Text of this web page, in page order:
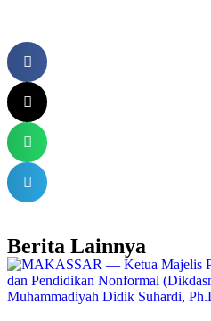
Berita Lainnya